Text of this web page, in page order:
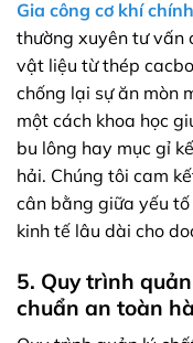
Gia công cơ khí
thường xuyên tư vấn
vật liệu từ thép
chống lại sự ăn mòn
một cách khoa học
bu lông hay mục gỉ
hải. Chúng tôi cam
cân bằng giữa yếu
kinh tế lâu dài cho
5. Quy trình
chuẩn an toàn